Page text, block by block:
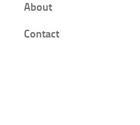
About
Contact